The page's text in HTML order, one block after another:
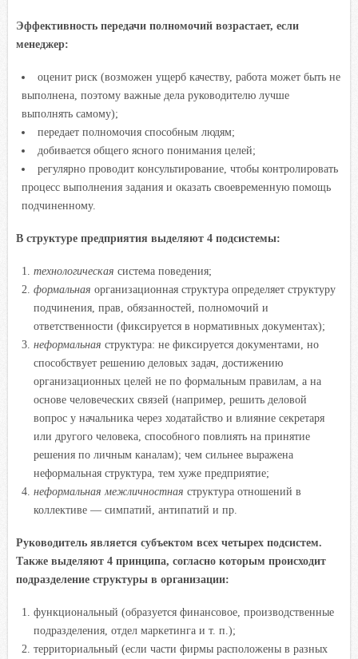
Эффективность передачи полномочий возрастает, если
менеджер:
оценит риск (возможен ущерб качеству, работа может быть не
выполнена, поэтому важные дела руководителю лучше
выполнять самому);
передает полномочия способным людям;
добивается общего ясного понимания целей;
регулярно проводит консультирование, чтобы контролировать
процесс выполнения задания и оказать своевременную помощь
подчиненному.
В структуре предприятия выделяют 4 подсистемы:
технологическая система поведения;
формальная организационная структура определяет структуру
подчинения, прав, обязанностей, полномочий и
ответственности (фиксируется в нормативных документах);
неформальная структура: не фиксируется документами, но
способствует решению деловых задач, достижению
организационных целей не по формальным правилам, а на
основе человеческих связей (например, решить деловой
вопрос у начальника через ходатайство и влияние секретаря
или другого человека, способного повлиять на принятие
решения по личным каналам); чем сильнее выражена
неформальная структура, тем хуже предприятие;
неформальная межличностная структура отношений в
коллективе — симпатий, антипатий и пр.
Руководитель является субъектом всех четырех подсистем.
Также выделяют 4 принципа, согласно которым происходит
подразделение структуры в организации:
функциональный (образуется финансовое, производственные
подразделения, отдел маркетинга и т. п.);
территориальный (если части фирмы расположены в разных